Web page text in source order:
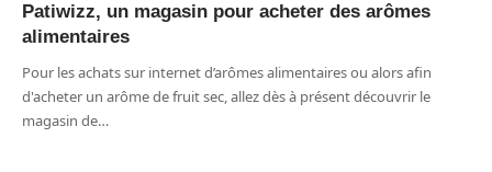
Patiwizz, un magasin pour acheter des arômes
alimentaires
Pour les achats sur internet d’arômes alimentaires ou alors afin
d'acheter un arôme de fruit sec, allez dès à présent découvrir le
magasin de…